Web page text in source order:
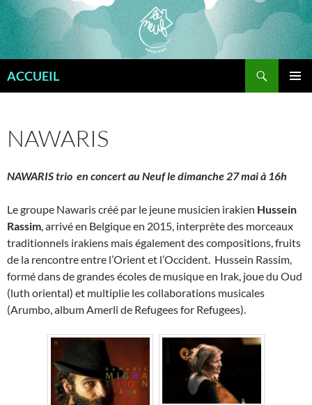
Aller
au
contenu
ACCUEIL
NAWARIS
NAWARIS trio en concert au Neuf le dimanche 27 mai à 16h
Le groupe Nawaris créé par le jeune musicien irakien Hussein
Rassim, arrivé en Belgique en 2015, interprète des morceaux
traditionnels irakiens mais également des compositions, fruits
de la rencontre entre l’Orient et l’Occident. Hussein Rassim,
formé dans de grandes écoles de musique en Irak, joue du Oud
(luth oriental) et multiplie les collaborations musicales
(Arumbo, album Amerli de Refugees for Refugees).